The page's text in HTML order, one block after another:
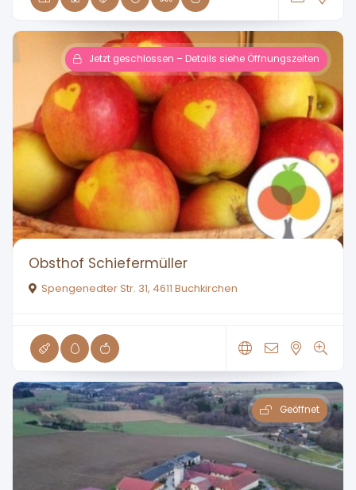
Jetzt geschlossen – Details siehe Öffnungszeiten
Obsthof Schiefermüller
Spengenedter Str. 31, 4611 Buchkirchen
Geöffnet